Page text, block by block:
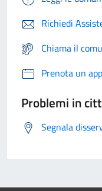
Richiedi
Chiama il
Prenota un
Problemi in
Segnala